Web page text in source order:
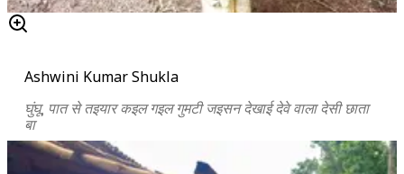
Ashwini Kumar Shukla
घुंघू, पात से तइयार कइल गइल गुमटी जइसन देखाई देवे वाला देसी छाता
बा